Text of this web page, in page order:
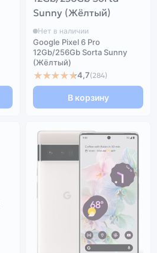
Нет в наличии
Google Pixel 6 Pro
12Gb/256Gb Sorta Sunny
(Жёлтый)
★★★★★4,7(284)
В корзину